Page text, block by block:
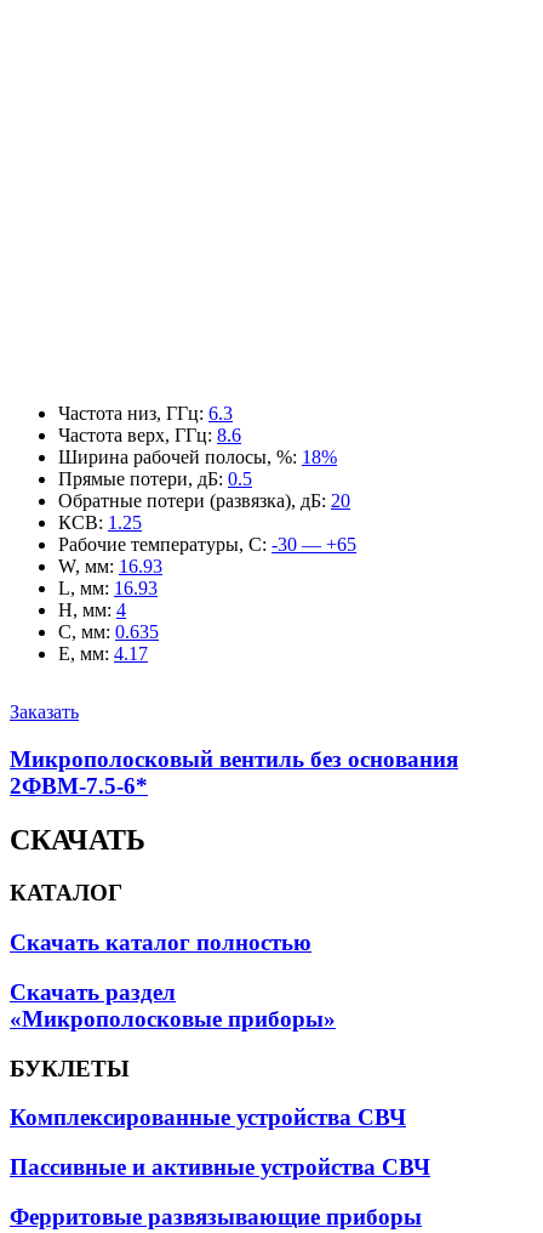
Частота низ, ГГц: 6.3
Частота верх, ГГц: 8.6
Ширина рабочей полосы, %: 18%
Прямые потери, дБ: 0.5
Обратные потери (развязка), дБ: 20
КСВ: 1.25
Рабочие температуры, С: -30 — +65
W, мм: 16.93
L, мм: 16.93
H, мм: 4
C, мм: 0.635
E, мм: 4.17
Заказать
Микрополосковый вентиль без основания
2ФВМ-7.5-6*
СКАЧАТЬ
КАТАЛОГ
Скачать каталог полностью
Скачать раздел
«Микрополосковые приборы»
БУКЛЕТЫ
Комплексированные устройства СВЧ
Пассивные и активные устройства СВЧ
Ферритовые развязывающие приборы